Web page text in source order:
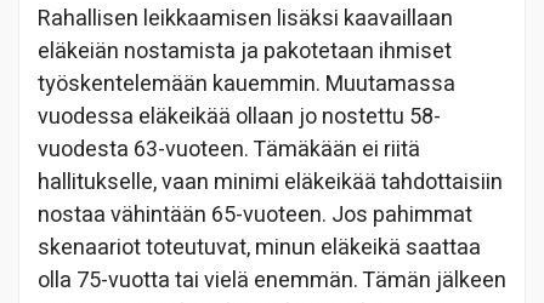
Rahallisen leikkaamisen lisäksi kaavaillaan
eläkeiän nostamista ja pakotetaan ihmiset
työskentelemään kauemmin. Muutamassa
vuodessa eläkeikää ollaan jo nostettu 58-
vuodesta 63-vuoteen. Tämäkään ei riitä
hallitukselle, vaan minimi eläkeikää tahdottaisiin
nostaa vähintään 65-vuoteen. Jos pahimmat
skenaariot toteutuvat, minun eläkeikä saattaa
olla 75-vuotta tai vielä enemmän. Tämän jälkeen